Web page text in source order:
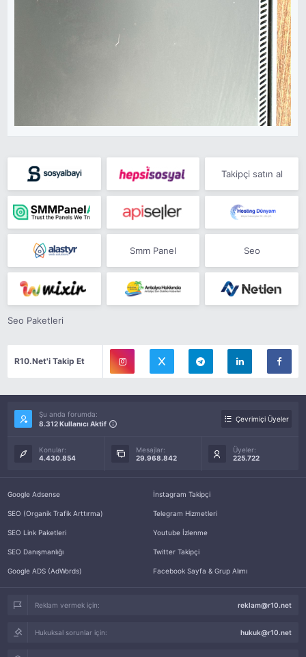
Takipçi satın al
Smm Panel Seo
Seo Paketleri
R10.Net'i Takip Et
Şu anda forumda:
8.312 Kullanıcı Aktif
Çevrimiçi Üyeler
Konular:
4.430.854
Mesajlar:
29.968.842
Üyeler:
225.722
Google Adsense
SEO (Organik Trafik Arttırma)
SEO Link Paketleri
SEO Danışmanlığı
Google ADS (AdWords)
İnstagram Takipçi
Telegram Hizmetleri
Youtube İzlenme
Twitter Takipçi
Facebook Sayfa & Grup Alımı
Reklam vermek için: reklam@r10.net
Hukuksal sorunlar için: hukuk@r10.net